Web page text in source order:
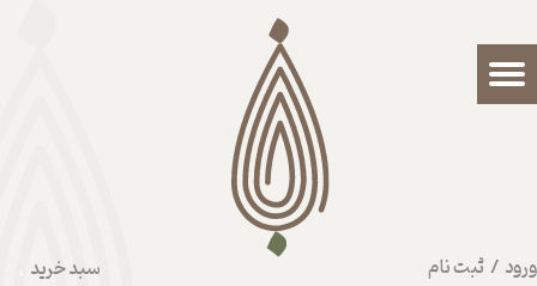
سبد خرید / ثبت نام
حساب کاربری من
تغییر گذر واژه